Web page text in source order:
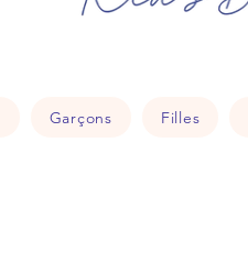
Garçons Filles